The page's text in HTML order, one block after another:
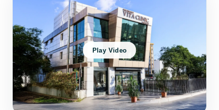
Play Video